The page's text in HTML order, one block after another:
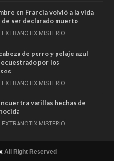
en Francia volvió a la vida
de ser declarado muerto
EXTRANOTIX MISTERIO
de perro у pelaje azul
por los
EXTRANOTIX MISTERIO
varillas hechas de
EXTRANOTIX MISTERIO
All Right Reserved